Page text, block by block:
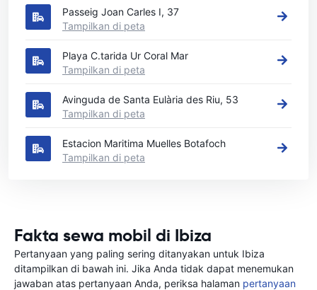
Passeig Joan Carles I, 37
Tampilkan di peta
Playa C.tarida Ur Coral Mar
Tampilkan di peta
Avinguda de Santa Eulària des Riu, 53
Tampilkan di peta
Estacion Maritima Muelles Botafoch
Tampilkan di peta
Fakta sewa mobil di Ibiza
Pertanyaan yang paling sering ditanyakan untuk Ibiza
ditampilkan di bawah ini. Jika Anda tidak dapat menemukan
jawaban atas pertanyaan Anda, periksa halaman pertanyaan